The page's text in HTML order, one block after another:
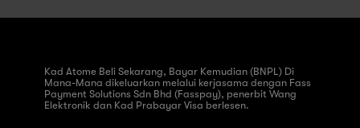
Kad Atome Beli Sekarang, Bayar Kemudian (BNPL) Di
Mana-Mana dikeluarkan melalui kerjasama dengan Fass
Payment Solutions Sdn Bhd (Fasspay), penerbit Wang
Elektronik dan Kad Prabayar Visa berlesen.